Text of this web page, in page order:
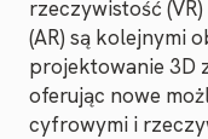
rzeczywistość
(AR) są kolejnymi
projektowanie 3D
oferując nowe
cyfrowymi i